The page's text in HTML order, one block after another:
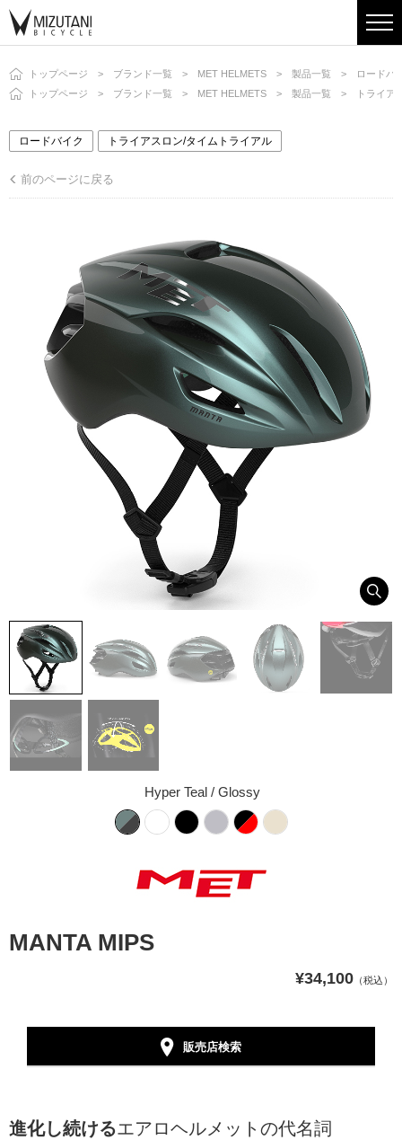
トップページ ブランド一覧 MET HELMETS 製品一覧
ロードバ
トップページ
ブランド一覧 MET HELMETS 製品一覧 トライア
ロードバイク トライアスロン/タイムトライアル
前のページに戻る
MANTA MIPS
¥34,100 （税込）
Hyper Teal / Glossy
販売店検索
進化し続けるエアロヘルメットの代名詞